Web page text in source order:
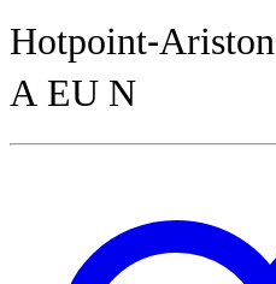
Hotpoint-
A EU N